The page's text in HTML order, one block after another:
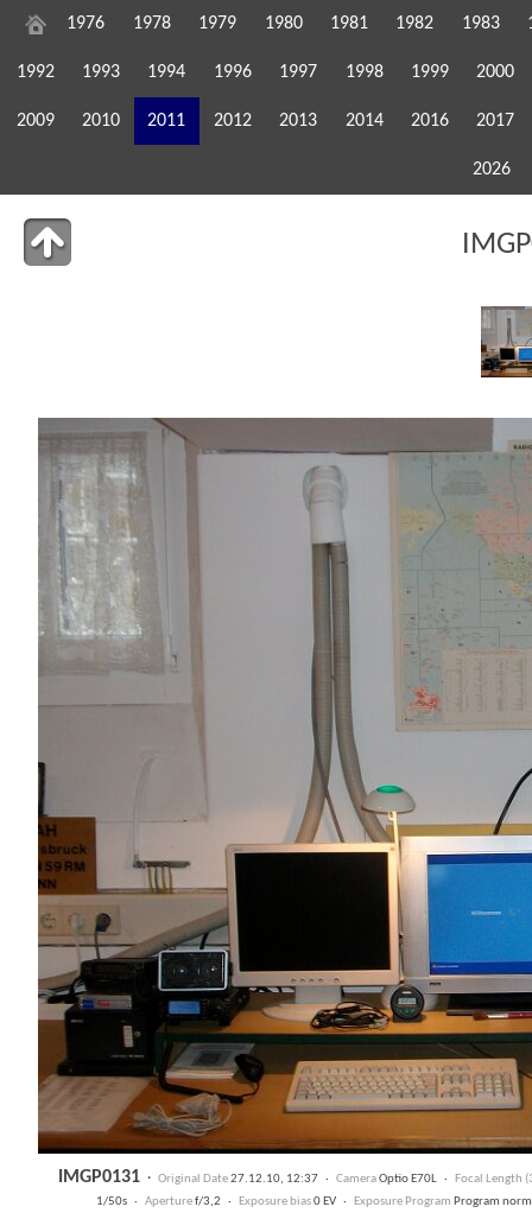
1976 1978 1979 1980 1981 1982 1983
1992 1993 1994 1996 1997 1998 1999 2000
2009 2010 2011 2012 2013 2014 2016 2017
2026
IMGP0131 · Original Date27.12.10, 12:37 · CameraOptio E70L · Focal Length
1/50s · Aperturef/3,2 · Exposure bias0 EV · Exposure Program Program